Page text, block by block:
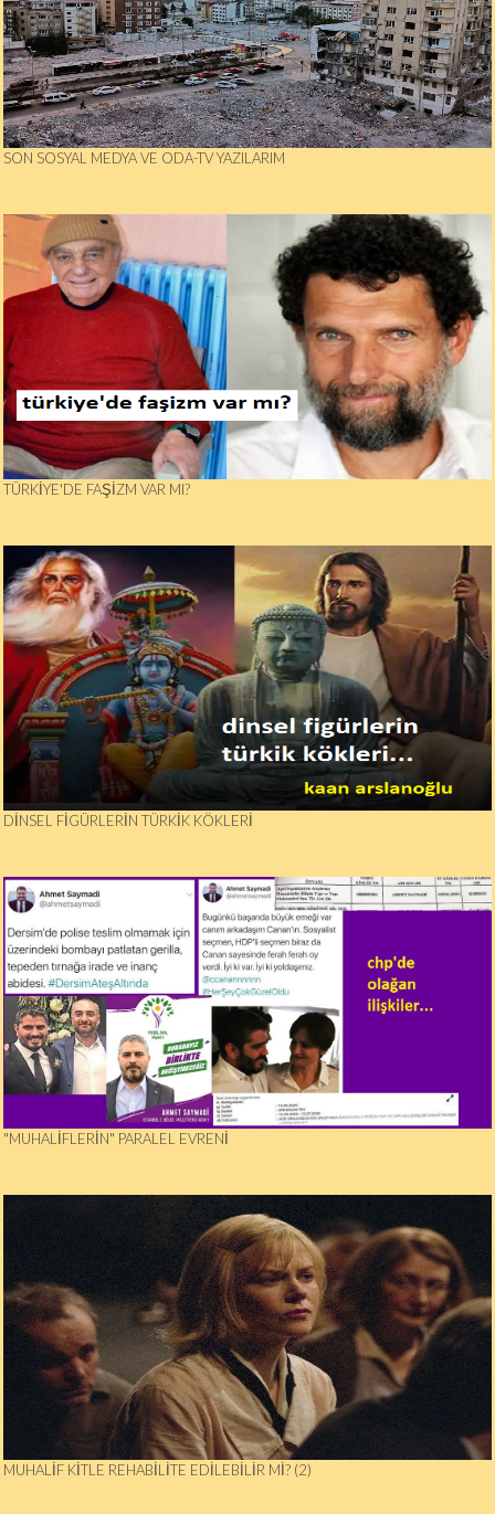
SON SOSYAL MEDYA VE ODA-TV YAZILARIM
TÜRKIYE'DE FAŞIZM VAR MI?
DINSEL FIGÜRLERIN TÜRKIK KÖKLERI
"MUHALIFLERIN" PARALEL EVRENI
MUHALIF KITLE REHABILITE EDILEBILIR MI? (2)